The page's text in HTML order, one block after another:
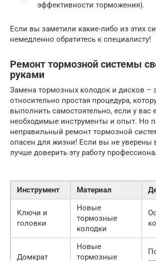
эффективности торможения).
Если вы заметили какие-либо из этих
немедленно обратитесь к специалисту!
Ремонт тормозной системы
руками
Замена тормозных колодок и дисков –
относительно простая процедура,
выполнить самостоятельно, если у вас
необходимые инструменты и опыт. Но
неправильный ремонт тормозной
опасен для жизни! Если вы не уверены
лучше доверить эту работу
Инструмент Материал
Ключи и
головки
Новые
тормозные
колодки
Домкрат
Новые
тормозные